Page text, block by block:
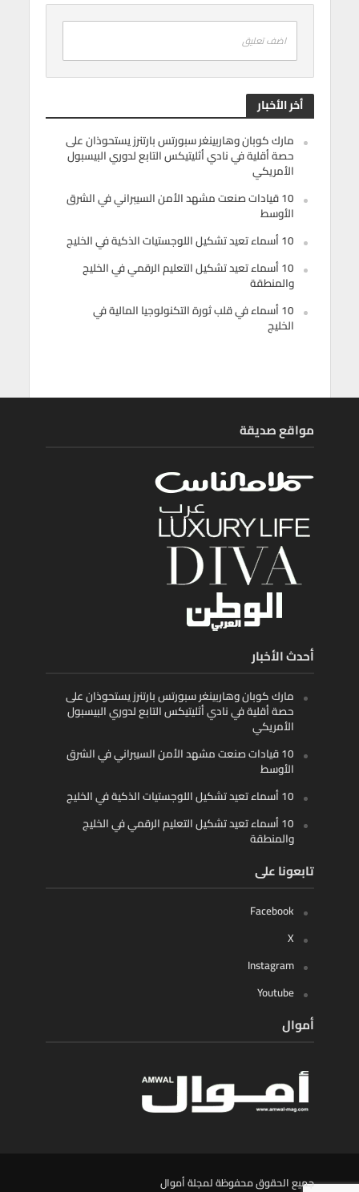
اضف تعليق
أخر الأخبار
مارك كوبان وهاربينغر سبورتس بارتنرز يستحوذان على
حصة أقلية في نادي أثليتيكس التابع لدوري البيسبول
الأمريكي
10 قيادات صنعت مشهد الأمن السيبراني في الشرق
الأوسط
10 أسماء تعيد تشكيل اللوجستيات الذكية في الخليج
10 أسماء تعيد تشكيل التعليم الرقمي في الخليج
والمنطقة
10 أسماء في قلب ثورة التكنولوجيا المالية في
الخليج
مواقع صديقة
أحدث الأخبار
مارك كوبان وهاربينغر سبورتس بارتنرز يستحوذان على
حصة أقلية في نادي أثليتيكس التابع لدوري البيسبول
الأمريكي
10 قيادات صنعت مشهد الأمن السيبراني في الشرق
الأوسط
10 أسماء تعيد تشكيل اللوجستيات الذكية في الخليج
10 أسماء تعيد تشكيل التعليم الرقمي في الخليج
والمنطقة
تابعونا على
Facebook
X
Instagram
Youtube
أموال
جميع الحقوق محفوظة لمجلة أموال